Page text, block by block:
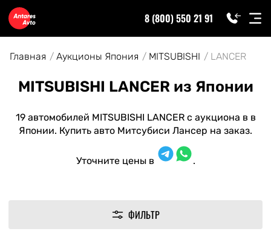
8 (800) 550 21 91
Главная Аукционы Япония MITSUBISHI LANCER
MITSUBISHI LANCER из Японии
19 автомобилей MITSUBISHI LANCER с аукциона в в
Японии. Купить авто Митсубиси Лансер на заказ.
Уточните цены в .
ФИЛЬТР